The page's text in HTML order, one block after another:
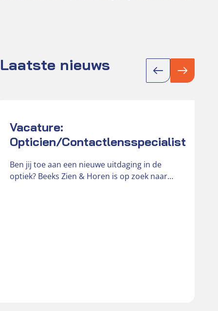
Laatste nieuws
Vacature:
Opticien/Contactlensspecialist
Ben jij toe aan een nieuwe uitdaging in de
optiek? Beeks Zien & Horen is op zoek naar